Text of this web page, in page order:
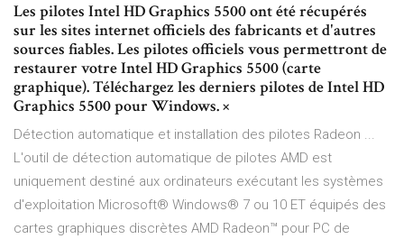
Les pilotes Intel HD Graphics 5500 ont été récupérés
sur les sites internet officiels des fabricants et d'autres
sources fiables. Les pilotes officiels vous permettront de
restaurer votre Intel HD Graphics 5500 (carte
graphique). Téléchargez les derniers pilotes de Intel HD
Graphics 5500 pour Windows. ×
Détection automatique et installation des pilotes Radeon ...
L'outil de détection automatique de pilotes AMD est
uniquement destiné aux ordinateurs exécutant les systèmes
d'exploitation Microsoft® Windows® 7 ou 10 ET équipés des
cartes graphiques discrètes AMD Radeon™ pour PC de